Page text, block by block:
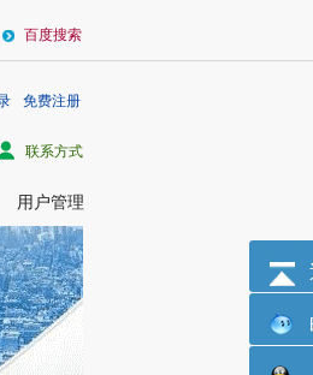
钠、硼氢化钠等，最常用的是甲醛。化学镀
免费注册
联系方式
用户管理
百度搜索